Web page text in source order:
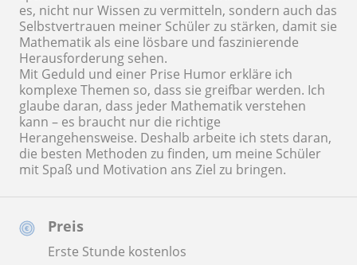
Preis
Erste Stunde kostenlos
es, nicht nur Wissen zu vermitteln, sondern auch das
Selbstvertrauen meiner Schüler zu stärken, damit sie
Mathematik als eine lösbare und faszinierende
Herausforderung sehen.
Mit Geduld und einer Prise Humor erkläre ich
komplexe Themen so, dass sie greifbar werden. Ich
glaube daran, dass jeder Mathematik verstehen
kann – es braucht nur die richtige
Herangehensweise. Deshalb arbeite ich stets daran,
die besten Methoden zu finden, um meine Schüler
mit Spaß und Motivation ans Ziel zu bringen.